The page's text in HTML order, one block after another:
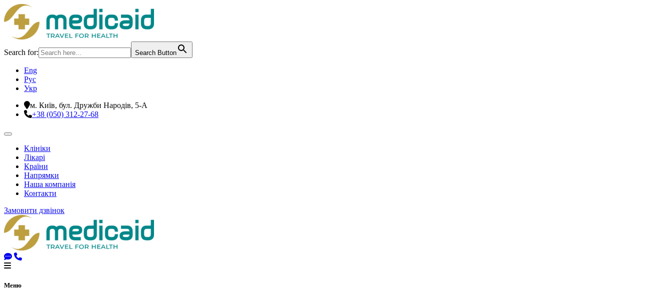
Search for: Search Button
Eng
Рус
Укр
м. Київ, бул. Дружби Народів, 5-А
+38 (050) 312-27-68
Клініки
Лікарі
Країни
Напрямки
Наша компанія
Контакти
Замовити дзвінок
Меню